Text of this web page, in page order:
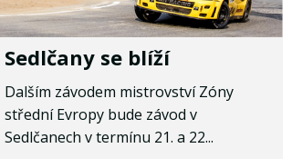
Sedlčany se blíží
Dalším závodem mistrovství Zóny
střední Evropy bude závod v
Sedlčanech v termínu 21. a 22...